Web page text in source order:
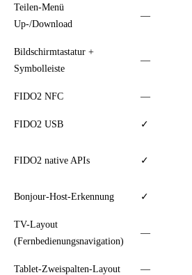
Teilen-Menü
Up-/Download
—
Bildschirmtastatur +
Symbolleiste
—
FIDO2 NFC —
FIDO2 USB ✓
FIDO2 native APIs ✓
Bonjour-Host-Erkennung ✓
TV-Layout
(Fernbedienungsnavigation)
—
Tablet-Zweispalten-Layout —